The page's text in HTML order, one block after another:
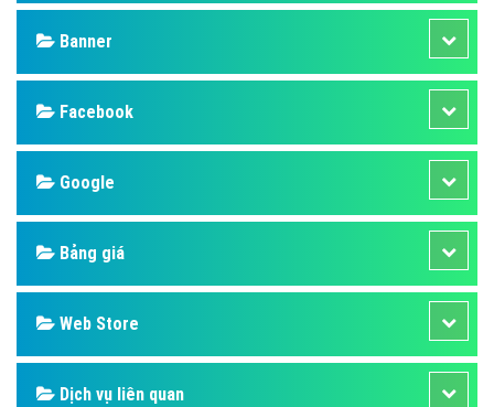
Banner
Facebook
Google
Bảng giá
Web Store
Dịch vụ liên quan